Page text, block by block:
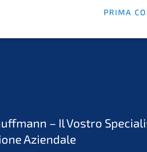
PRIMA
– Il Vostro
Aziendale